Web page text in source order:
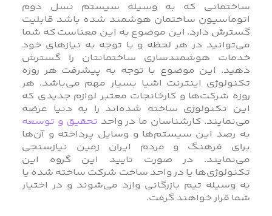
ساختمانی که به وسیله سیستم نسل دوم
اتوماسیون ساختمان هوشمند شده باشد قابلیت
گسترش دارد. این موضوع به این معناست که شما
می‌توانید در هر لحظه و با توجه به نیازهای خود
خدمات هوشمندسازی ساختمانتان را گسترش
دهید. این موضوع با توجه به پیشرفت هر روزه
تکنولوژی اینترنت اشیا بسیار مهم می‌باشد. هر
روزه شرکت‌ها و کارخانجات معتبر لوازم جدیدی که
این تکنولوژی ساخته شده‌اند را به دنیا عرضه
می‌نمایند. کارشناسان ما در واحد تحقیق و توسعه
به رصد این سیستم‌ها و وسایل پرداخته و آن‌ها
برای فرهنگ و مردم ایران زمین نیازسنجی
می‌نمایند. در صورت تایید این گروه این
تکنولوژی‌ها یا در واحد ساخت شرکت ساخته شده یا
به وسیله تیم بازرگانی وارد می‌شوند و در اختیار
شما قرار خواهند گرفت.